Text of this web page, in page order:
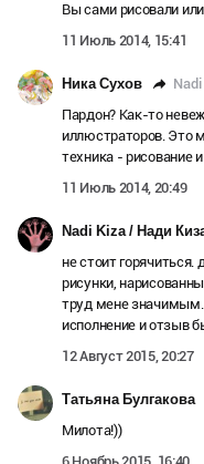
Вы сами рисовали
11 Июль 2014, 15:41
Ника Сухов
Пардон? Как-то
иллюстраторов. Это
техника - рисование
11 Июль 2014, 20:49
Nadi Kiza / Нади
не стоит
рисунки,
труд мене
исполнение и отзыв
12 Август 2015, 20:27
Татьяна Булгакова
Милота!))